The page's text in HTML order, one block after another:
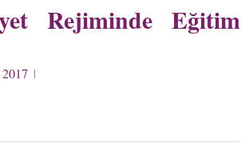
Rejiminde Eğitim